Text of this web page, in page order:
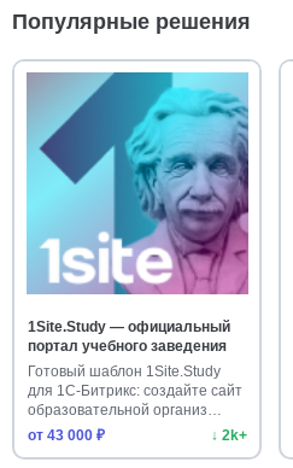
Популярные решения
1Site.Study — официальный
портал учебного заведения
Готовый шаблон 1Site.Study
для 1С-Битрикс: создайте сайт
образовательной организ…
от 43 000 ₽
↓ 2k+